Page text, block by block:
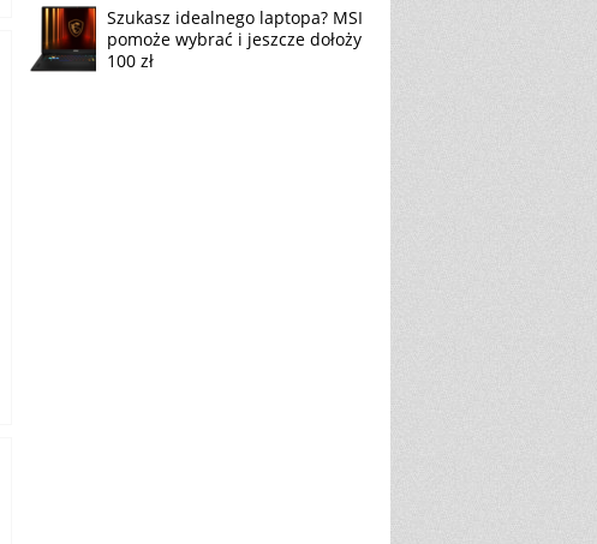
Szukasz idealnego laptopa? MSI
pomoże wybrać i jeszcze dołoży
100 zł